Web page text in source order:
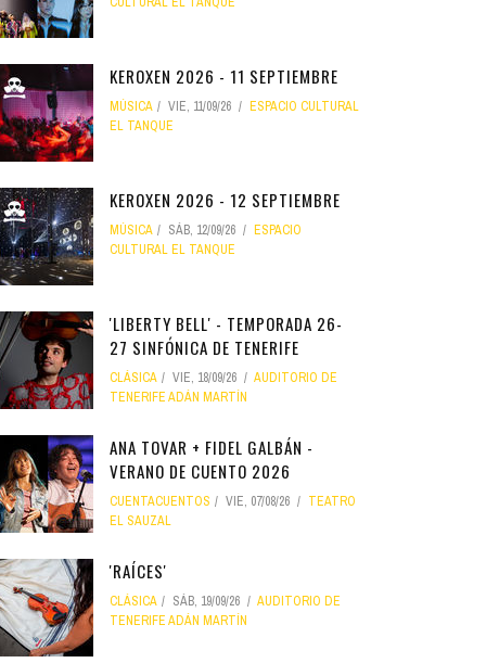
KEROXEN 2026 - 11 SEPTIEMBRE
MÚSICA VIE, 11/09/26
ESPACIO CULTURAL
EL TANQUE
KEROXEN 2026 - 12 SEPTIEMBRE
MÚSICA SÁB, 12/09/26
ESPACIO
CULTURAL EL TANQUE
'LIBERTY BELL' - TEMPORADA 26-
27 SINFÓNICA DE TENERIFE
CLÁSICA VIE, 18/09/26
AUDITORIO DE
TENERIFE ADÁN MARTÍN
ANA TOVAR + FIDEL GALBÁN -
VERANO DE CUENTO 2026
CUENTACUENTOS VIE, 07/08/26
TEATRO
EL SAUZAL
'RAÍCES'
CLÁSICA SÁB, 19/09/26
AUDITORIO DE
TENERIFE ADÁN MARTÍN